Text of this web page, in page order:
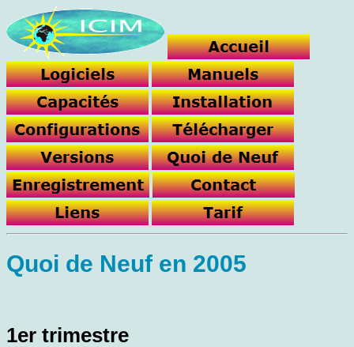
Quoi de Neuf en 2005
1er trimestre